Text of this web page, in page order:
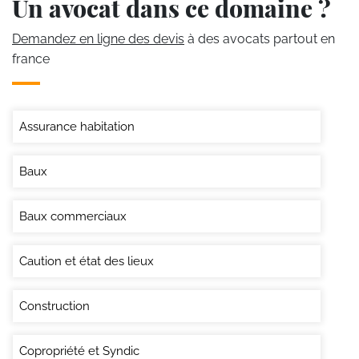
Un avocat dans ce domaine ?
Demandez en ligne des devis à des avocats partout en
france
Assurance habitation
Baux
Baux commerciaux
Caution et état des lieux
Construction
Copropriété et Syndic